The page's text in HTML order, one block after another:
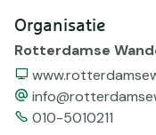
Organisatie
Rotterdamse
Website
email
Telefoonnummer
010-5010211